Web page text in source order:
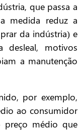
que passa a
medida reduz a
da indústria) e
desleal, motivos
a manutenção
por exemplo,
ao consumidor
preço médio que